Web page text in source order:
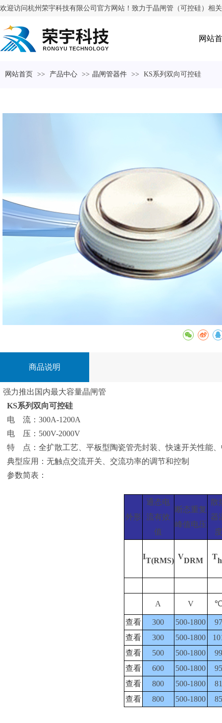
欢迎访问杭州荣宇科技有限公司官方网站！致力于晶闸管（可控硅）相
网站
网站首页 >> 产品中心 >> 晶闸管器件 >> KS系列双向可控硅
商品说明
强力推出国内最大容量晶闸管
KS系列双向可控硅
电 流：300A-1200A
电 压：500V-2000V
特 点：全扩散工艺、平板型陶瓷管壳封装、快速开关性能
典型应用：无触点交流开关、交流功率的调节和控制
参数简表：
外形
通态电
流有效
值
断态重复
峰值电压
散
器
度
IT(RMS) VDRM T
A V ℃
查看 300 500-1800
97
查看
300 500-1800
查看
500 500-1800
99
查看
600 500-1800
95
查看
800 500-1800
81
查看
800 500-1800 85